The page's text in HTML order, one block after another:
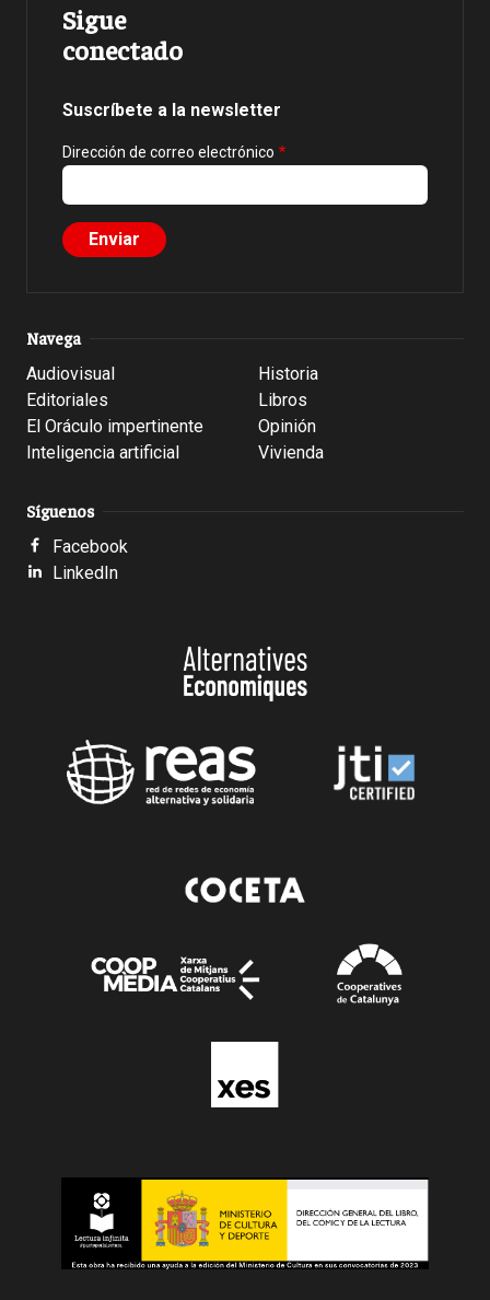
Sigue
conectado
Suscríbete a la newsletter
Dirección de correo electrónico
Navega
Audiovisual
Editoriales
El Oráculo impertinente
Inteligencia artificial
Historia
Libros
Opinión
Vivienda
Síguenos
Facebook
LinkedIn